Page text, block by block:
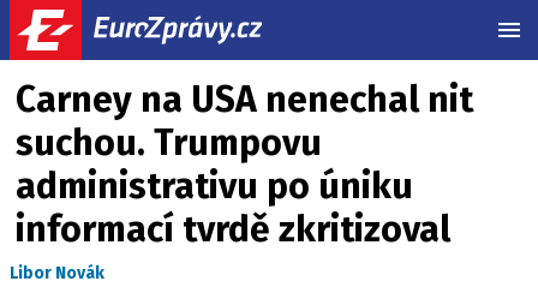
Carney na USA nenechal nit
suchou. Trumpovu
administrativu po úniku
informací tvrdě zkritizoval
Libor Novák